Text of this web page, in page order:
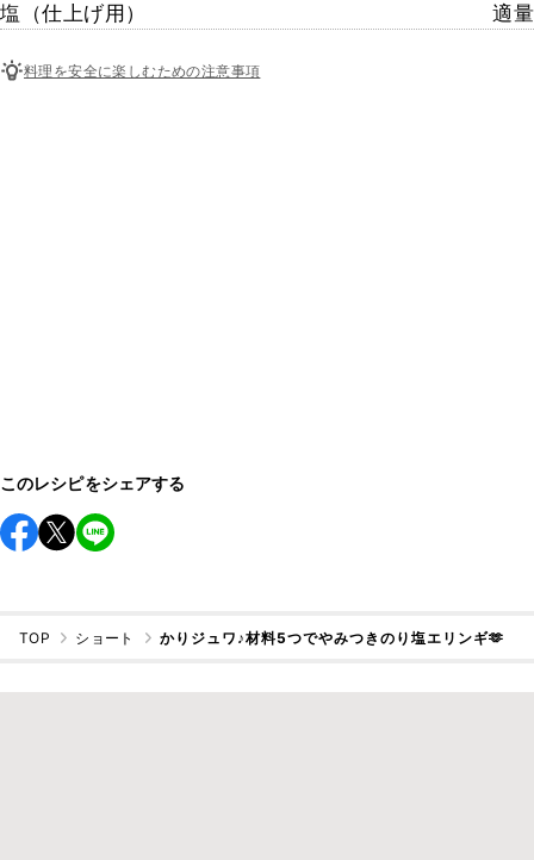
塩（仕上げ用）
適量
料理を安全に楽しむための注意事項
このレシピをシェアする
TOP ショート かりジュワ♪材料5つでやみつきのり塩エリンギ🫶